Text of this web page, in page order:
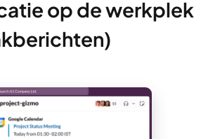
op de werkplek